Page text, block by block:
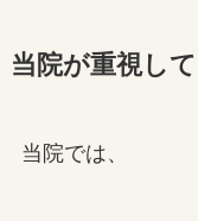
当院が重視し
当院では、